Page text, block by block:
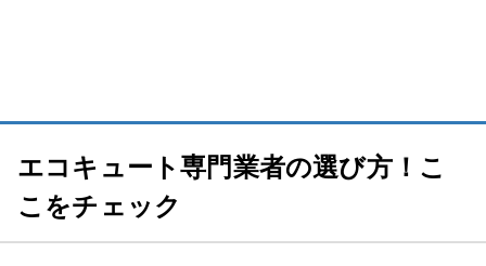
エコキュート専門業者の選び方！こ
こをチェック